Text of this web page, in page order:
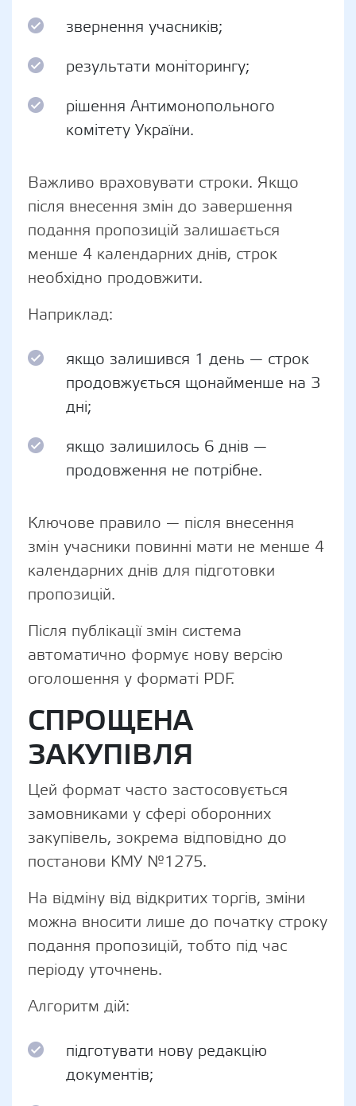
звернення учасників;
результати моніторингу;
рішення Антимонопольного
комітету України.
Важливо враховувати строки. Якщо
після внесення змін до завершення
подання пропозицій залишається
менше 4 календарних днів, строк
необхідно продовжити.
Наприклад:
якщо залишився 1 день — строк
продовжується щонайменше на 3
дні;
якщо залишилось 6 днів —
продовження не потрібне.
Ключове правило — після внесення
змін учасники повинні мати не менше 4
календарних днів для підготовки
пропозицій.
Після публікації змін система
автоматично формує нову версію
оголошення у форматі PDF.
СПРОЩЕНА
ЗАКУПІВЛЯ
Цей формат часто застосовується
замовниками у сфері оборонних
закупівель, зокрема відповідно до
постанови КМУ №1275.
На відміну від відкритих торгів, зміни
можна вносити лише до початку строку
подання пропозицій, тобто під час
періоду уточнень.
Алгоритм дій:
підготувати нову редакцію
документів;